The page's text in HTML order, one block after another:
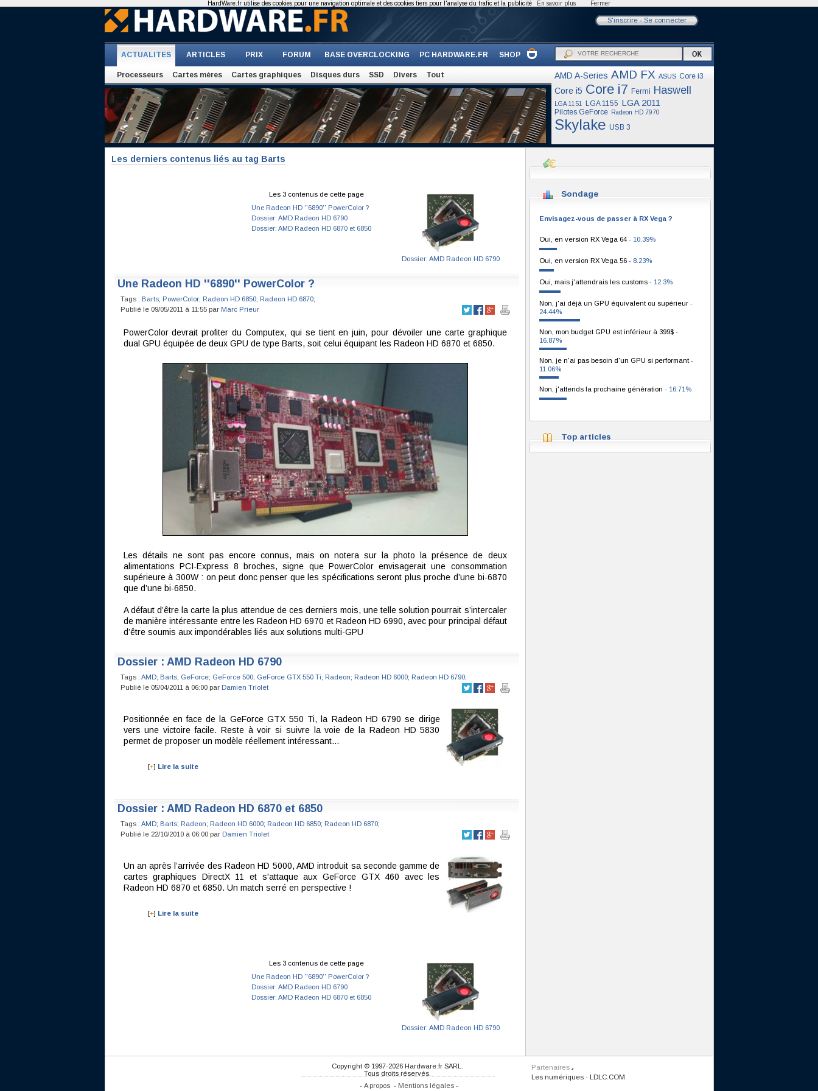
S'inscrire- Se connecter
ACTUALITES ARTICLES PRIX FORUM BASE OVERCLOCKING PC HARDWARE.FR SHOP
Processeurs Cartes mères Cartes graphiques Disques durs SSD Divers Tout AMD A-Series AMD FX ASUS Core i3
Core i5 Core i7 Fermi Haswell
LGA 1151 LGA 1155 LGA 2011
Pilotes GeForce Radeon HD 7970
Skylake USB 3
Les derniers contenus liés au tag Barts
Les 3 contenus de cette page
Une Radeon HD ''6890'' PowerColor ?
Dossier: AMD Radeon HD 6790
Dossier: AMD Radeon HD 6870 et 6850
Dossier: AMD Radeon HD 6790
Une Radeon HD ''6890'' PowerColor ?
Tags : Barts; PowerColor; Radeon HD 6850; Radeon HD 6870;
Publié le 09/05/2011 à 11:55 par Marc Prieur
PowerColor devrait profiter du Computex, qui se tient en juin, pour dévoiler une carte graphique
dual GPU équipée de deux GPU de type Barts, soit celui équipant les Radeon HD 6870 et 6850.
Les détails ne sont pas encore connus, mais on notera sur la photo la présence de deux
alimentations PCI-Express 8 broches, signe que PowerColor envisagerait une consommation
supérieure à 300W : on peut donc penser que les spécifications seront plus proche d’une bi-6870
que d’une bi-6850.
A défaut d’être la carte la plus attendue de ces derniers mois, une telle solution pourrait s’intercaler
de manière intéressante entre les Radeon HD 6970 et Radeon HD 6990, avec pour principal défaut
d’être soumis aux impondérables liés aux solutions multi-GPU
Dossier : AMD Radeon HD 6790
Tags : AMD; Barts; GeForce; GeForce 500; GeForce GTX 550 Ti; Radeon; Radeon HD 6000; Radeon HD 6790;
Publié le 05/04/2011 à 06:00 par Damien Triolet
Positionnée en face de la GeForce GTX 550 Ti, la Radeon HD 6790 se dirige
vers une victoire facile. Reste à voir si suivre la voie de la Radeon HD 5830
permet de proposer un modèle réellement intéressant...
[+] Lire la suite
Dossier : AMD Radeon HD 6870 et 6850
Tags : AMD; Barts; Radeon; Radeon HD 6000; Radeon HD 6850; Radeon HD 6870;
Publié le 22/10/2010 à 06:00 par Damien Triolet
Un an après l’arrivée des Radeon HD 5000, AMD introduit sa seconde gamme de
cartes graphiques DirectX 11 et s'attaque aux GeForce GTX 460 avec les
Radeon HD 6870 et 6850. Un match serré en perspective !
[+] Lire la suite
Les 3 contenus de cette page
Une Radeon HD ''6890'' PowerColor ?
Dossier: AMD Radeon HD 6790
Dossier: AMD Radeon HD 6870 et 6850
Dossier: AMD Radeon HD 6790
Sondage
Envisagez-vous de passer à RX Vega ?
Oui, en version RX Vega 64 - 10.39%
Oui, en version RX Vega 56 - 8.23%
Oui, mais j'attendrais les customs - 12.3%
Non, j'ai déjà un GPU équivalent ou supérieur -
24.44%
Non, mon budget GPU est inférieur à 399$ -
16.87%
Non, je n'ai pas besoin d'un GPU si performant -
11.06%
Non, j'attends la prochaine génération - 16.71%
Top articles
Copyright © 1997-2026 Hardware.fr SARL.
Tous droits réservés.
Partenaires
Les numériques- LDLC.COM
- A propos - Mentions légales -
HardWare.fr utilise des cookies pour une navigation optimale et des cookies tiers pour l'analyse du trafic et la publicité En savoir plus Fermer